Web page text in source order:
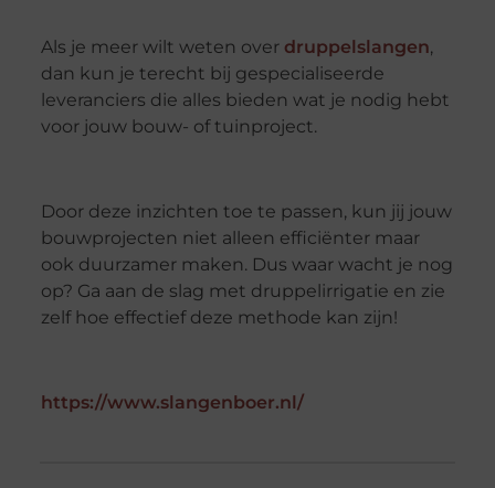
Als je meer wilt weten over druppelslangen,
dan kun je terecht bij gespecialiseerde
leveranciers die alles bieden wat je nodig hebt
voor jouw bouw- of tuinproject.
Door deze inzichten toe te passen, kun jij jouw
bouwprojecten niet alleen efficiënter maar
ook duurzamer maken. Dus waar wacht je nog
op? Ga aan de slag met druppelirrigatie en zie
zelf hoe effectief deze methode kan zijn!
https://www.slangenboer.nl/